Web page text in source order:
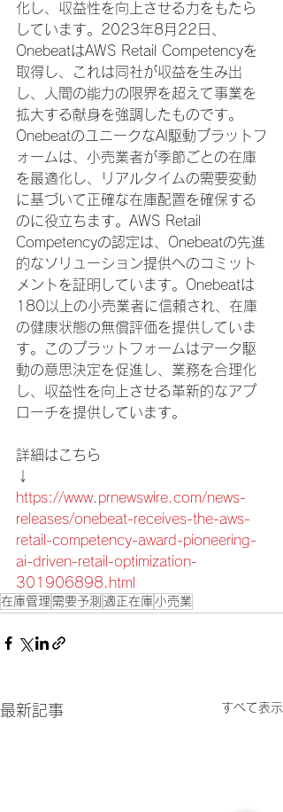
化し、収益性を向上させる力をもたら
しています。2023年8月22日、
OnebeatはAWS Retail Competencyを
取得し、これは同社が収益を生み出
し、人間の能力の限界を超えて事業を
拡大する献身を強調したものです。
OnebeatのユニークなAI駆動プラットフ
ォームは、小売業者が季節ごとの在庫
を最適化し、リアルタイムの需要変動
に基づいて正確な在庫配置を確保する
のに役立ちます。AWS Retail
Competencyの認定は、Onebeatの先進
的なソリューション提供へのコミット
メントを証明しています。Onebeatは
180以上の小売業者に信頼され、在庫
の健康状態の無償評価を提供していま
す。このプラットフォームはデータ駆
動の意思決定を促進し、業務を合理化
し、収益性を向上させる革新的なアプ
ローチを提供しています。
詳細はこちら
↓
https://www.prnewswire.com/news-
releases/onebeat-receives-the-aws-
retail-competency-award-pioneering-
ai-driven-retail-optimization-
301906898.html
在庫管理 需要予測 適正在庫 小売業
最新記事 すべて表示